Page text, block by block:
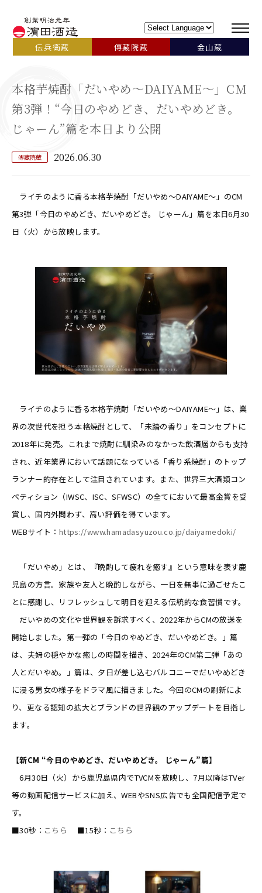
伝兵衛蔵 傳藏院蔵 金山蔵
本格芋焼酎「だいやめ～DAIYAME～」CM
第3弾！“今日のやめどき、だいやめどき。
じゃーん”篇を本日より公開
傳藏院蔵 2026.06.30
ライチのように香る本格芋焼酎「だいやめ～DAIYAME～」のCM
第3弾「今日のやめどき、だいやめどき。 じゃーん」篇を本日6月30
日（火）から放映します。
ライチのように香る本格芋焼酎「だいやめ～DAIYAME～」は、業
界の次世代を担う本格焼酎として、「未踏の香り」をコンセプトに
2018年に発売。これまで焼酎に馴染みのなかった飲酒層からも支持
され、近年業界において話題になっている「香り系焼酎」のトップ
ランナー的存在として注目されています。また、世界三大酒類コン
ペティション（IWSC、ISC、SFWSC）の全てにおいて最高金賞を受
賞し、国内外問わず、高い評価を得ています。
WEBサイト： https://www.hamadasyuzou.co.jp/daiyamedoki/
「だいやめ」とは、『晩酌して疲れを癒す』という意味を表す鹿
児島の方言。家族や友人と晩酌しながら、一日を無事に過ごせたこ
とに感謝し、リフレッシュして明日を迎える伝統的な食習慣です。
だいやめの文化や世界観を訴求すべく、2022年からCMの放送を
開始しました。第一弾の「今日のやめどき、だいやめどき。」篇
は、夫婦の穏やかな癒しの時間を描き、2024年のCM第二弾「あの
人とだいやめ。」篇は、夕日が差し込むバルコニーでだいやめどき
に浸る男女の様子をドラマ風に描きました。今回のCMの刷新によ
り、更なる認知の拡大とブランドの世界観のアップデートを目指し
ます。
【新CM “今日のやめどき、だいやめどき。 じゃーん”篇】
6月30日（火）から鹿児島県内でTVCMを放映し、7月以降はTVer
等の動画配信サービスに加え、WEBやSNS広告でも全国配信予定で
す。
■30秒： こちら ■15秒： こちら